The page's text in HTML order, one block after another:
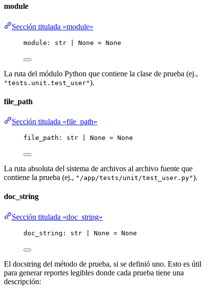
module
Sección titulada «module»
module: str None = None
La ruta del módulo Python que contiene la clase de prueba (ej.,
"tests.unit.test_user").
file_path
Sección titulada «file_path»
file_path: str None = None
La ruta absoluta del sistema de archivos al archivo fuente que
contiene la prueba (ej., "/app/tests/unit/test_user.py").
doc_string
Sección titulada «doc_string»
doc_string: str None = None
El docstring del método de prueba, si se definió uno. Esto es útil
para generar reportes legibles donde cada prueba tiene una
descripción: